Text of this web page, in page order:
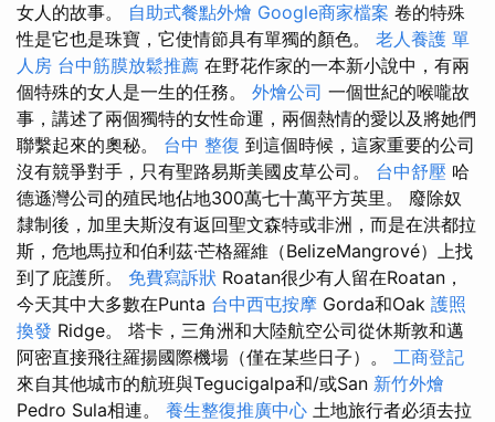
女人的故事。 自助式餐點外燴 Google商家檔案 卷的特殊
性是它也是珠寶，它使情節具有單獨的顏色。 老人養護 單
人房 台中筋膜放鬆推薦 在野花作家的一本新小說中，有兩
個特殊的女人是一生的任務。 外燴公司 一個世紀的喉嚨故
事，講述了兩個獨特的女性命運，兩個熱情的愛以及將她們
聯繫起來的奧秘。 台中 整復 到這個時候，這家重要的公司
沒有競爭對手，只有聖路易斯美國皮草公司。 台中舒壓 哈
德遜灣公司的殖民地佔地300萬七十萬平方英里。 廢除奴
隸制後，加里夫斯沒有返回聖文森特或非洲，而是在洪都拉
斯，危地馬拉和伯利茲·芒格羅維（BelizeMangrové）上找
到了庇護所。 免費寫訴狀 Roatan很少有人留在Roatan，
今天其中大多數在Punta 台中西屯按摩 Gorda和Oak 護照
換發 Ridge。 塔卡，三角洲和大陸航空公司從休斯敦和邁
阿密直接飛往羅揚國際機場（僅在某些日子）。 工商登記
來自其他城市的航班與Tegucigalpa和/或San 新竹外燴
Pedro Sula相連。 養生整復推廣中心 土地旅行者必須去拉